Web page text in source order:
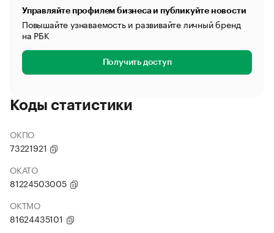
Управляйте профилем бизнеса и публикуйте новости
Повышайте узнаваемость и развивайте личный бренд
на РБК
Получить доступ
Коды статистики
ОКПО
73221921
ОКАТО
81224503005
ОКТМО
81624435101